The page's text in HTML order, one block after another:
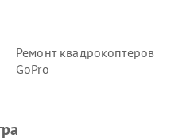
Ремонт квадрокоптеров
GoPro